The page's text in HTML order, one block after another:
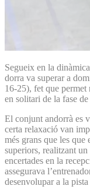
Segueix en la
dorra va superar a
16-25), fet que permet
en solitari de la fase
El conjunt andorrà es
certa relaxació van
més grans que les que
superiors, realitzant
encertades en la
assegurava
desenvolupar a la